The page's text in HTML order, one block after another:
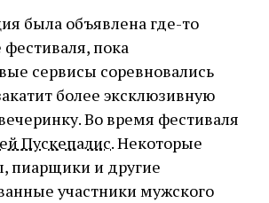
была объявлена где-то
пока
сервисы соревновались
более эксклюзивную
Во время фестиваля
Пускепалис. Некоторые
пиарщики и другие
участники мужского